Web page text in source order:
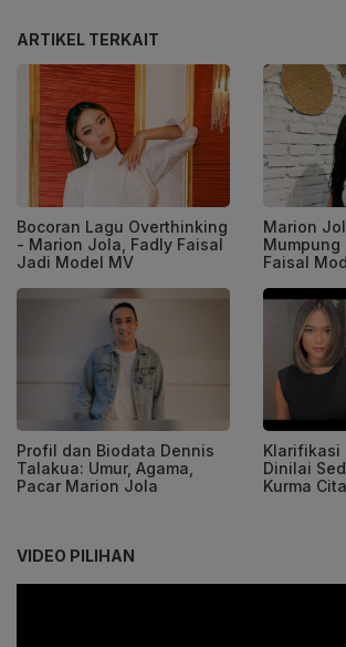
ARTIKEL TERKAIT
Bocoran Lagu Overthinking
- Marion Jola, Fadly Faisal
Jadi Model MV
Marion
Faisal
Profil dan Biodata Dennis
Talakua: Umur, Agama,
Pacar Marion Jola
Klarifikasi
Dinilai
Kurma
VIDEO PILIHAN